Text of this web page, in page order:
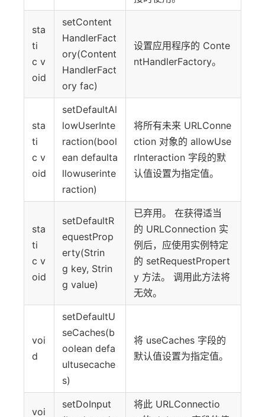
sta
ti
c v
oid
setContent
HandlerFact
ory(Content
HandlerFact
ory fac)
设置应用程序的 Conte
ntHandlerFactory。
sta
ti
c v
oid
setDefaultAl
lowUserInte
raction(bool
ean defaulta
llowuserinte
raction)
将所有未来 URLConne
ction 对象的 allowUse
rInteraction 字段的默
认值设置为指定值。
sta
ti
c v
oid
setDefaultR
equestProp
erty(Strin
g key, Strin
g value)
已弃用。 在获得适当
的 URLConnection 实
例后，应使用实例特定
的 setRequestPropert
y 方法。 调用此方法将
无效。
voi
d
setDefaultU
seCaches(b
oolean defa
ultusecache
s)
将 useCaches 字段的
默认值设置为指定值。
voi
setDoInput
将此 URLConnectio